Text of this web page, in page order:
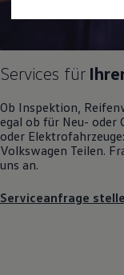
Software
Service
Zubehör
Services für
Ob Inspektion,
egal ob für Neu- oder
oder
Volkswagen Teilen.
uns an.
Serviceanfrage